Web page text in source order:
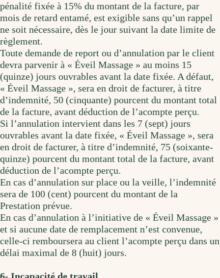
pénalité fixée à 15% du montant de la facture, par
mois de retard entamé, est exigible sans qu’un rappel
ne soit nécessaire, dès le jour suivant la date limite de
règlement.
Toute demande de report ou d’annulation par le client
devra parvenir à « Éveil Massage » au moins 15
(quinze) jours ouvrables avant la date fixée. A défaut,
« Éveil Massage », sera en droit de facturer, à titre
d’indemnité, 50 (cinquante) pourcent du montant total
de la facture, avant déduction de l’acompte perçu.
Si l’annulation intervient dans les 7 (sept) jours
ouvrables avant la date fixée, « Éveil Massage », sera
en droit de facturer, à titre d’indemnité, 75 (soixante-
quinze) pourcent du montant total de la facture, avant
déduction de l’acompte perçu.
En cas d’annulation sur place ou la veille, l’indemnité
sera de 100 (cent) pourcent du montant de la
Prestation prévue.
En cas d’annulation à l’initiative de « Éveil Massage »
et si aucune date de remplacement n’est convenue,
celle-ci remboursera au client l’acompte perçu dans un
délai maximal de 8 (huit) jours.